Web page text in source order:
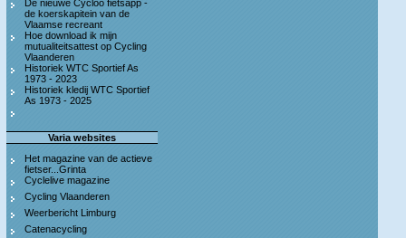
De nieuwe Cycloo fietsapp -
de koerskapitein van de
Vlaamse recreant
Hoe download ik mijn
mutualiteitsattest op Cycling
Vlaanderen
Historiek WTC Sportief As
1973 - 2023
Historiek kledij WTC Sportief
As 1973 - 2025
Varia websites
Het magazine van de actieve
fietser...Grinta
Cyclelive magazine
Cycling Vlaanderen
Weerbericht Limburg
Catenacycling